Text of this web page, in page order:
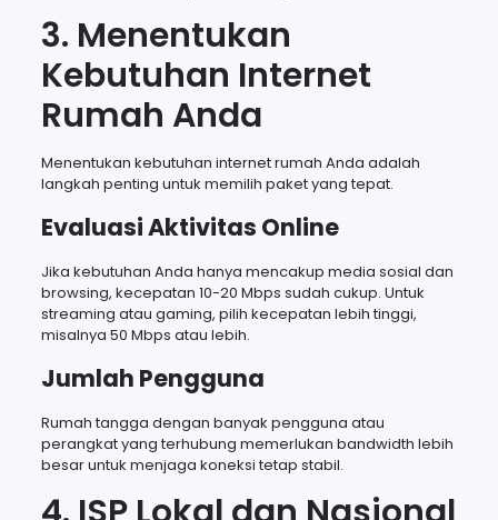
3. Menentukan
Kebutuhan Internet
Rumah Anda
Menentukan kebutuhan internet rumah Anda adalah
langkah penting untuk memilih paket yang tepat.
Evaluasi Aktivitas Online
Jika kebutuhan Anda hanya mencakup media sosial dan
browsing, kecepatan 10-20 Mbps sudah cukup. Untuk
streaming atau gaming, pilih kecepatan lebih tinggi,
misalnya 50 Mbps atau lebih.
Jumlah Pengguna
Rumah tangga dengan banyak pengguna atau
perangkat yang terhubung memerlukan bandwidth lebih
besar untuk menjaga koneksi tetap stabil.